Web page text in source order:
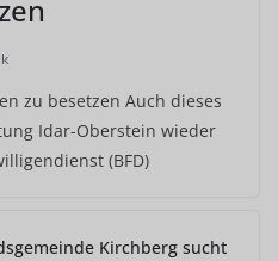
zu besetzen Auch dieses
Idar-Oberstein wieder
(BFD)
Kirchberg sucht